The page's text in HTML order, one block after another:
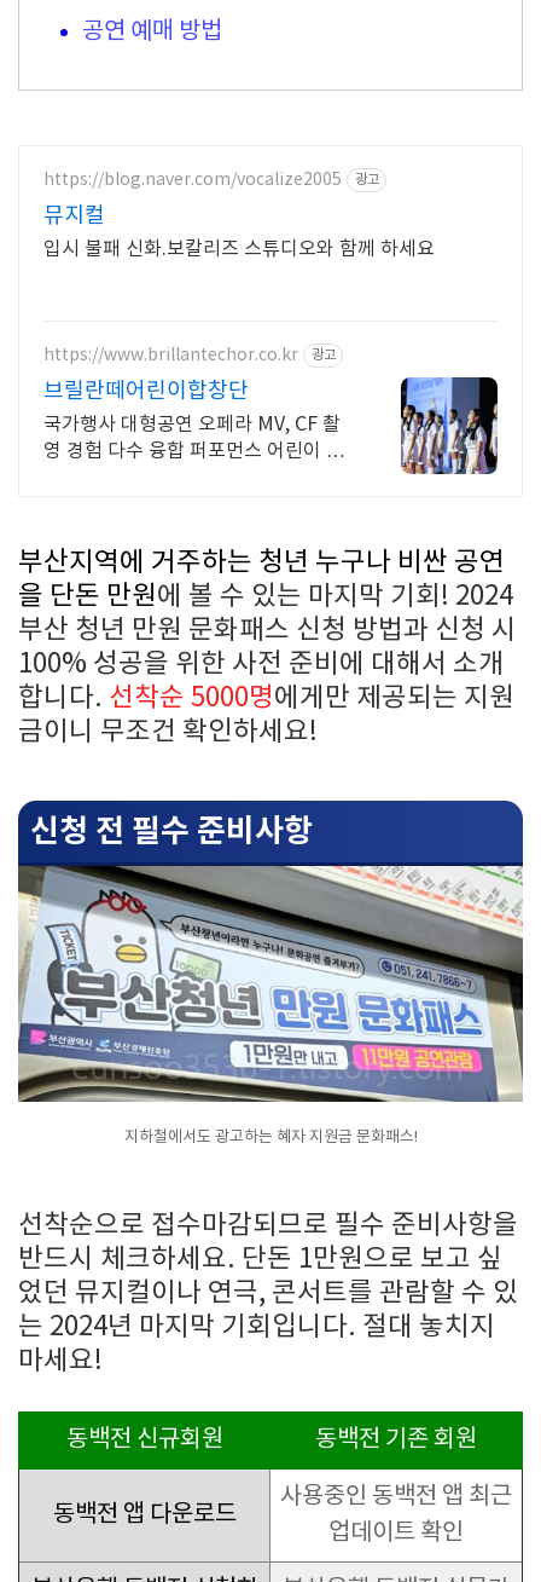
공연 예매 방법
https://blog.naver.com/vocalize2005 광고
뮤지컬
입시 불패 신화.보칼리즈 스튜디오와 함께 하세요
https://www.brillantechor.co.kr 광고
브릴란떼어린이합창단
국가행사 대형공연 오페라 MV, CF 촬
영 경험 다수 융합 퍼포먼스 어린이 합
부산지역에 거주하는 청년 누구나 비싼 공연
을 단돈 만원에 볼 수 있는 마지막 기회! 2024
부산 청년 만원 문화패스 신청 방법과 신청 시
100% 성공을 위한 사전 준비에 대해서 소개
합니다. 선착순 5000명에게만 제공되는 지원
금이니 무조건 확인하세요!
신청 전 필수 준비사항
지하철에서도 광고하는 혜자 지원금 문화패스!
선착순으로 접수마감되므로 필수 준비사항을
반드시 체크하세요. 단돈 1만원으로 보고 싶
었던 뮤지컬이나 연극, 콘서트를 관람할 수 있
는 2024년 마지막 기회입니다. 절대 놓치지
마세요!
동백전 신규회원 동백전 기존 회원
동백전 앱 다운로드
사용중인 동백전 앱 최근
업데이트 확인